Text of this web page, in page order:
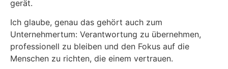
gerät.
Ich glaube, genau das gehört auch zum
Unternehmertum: Verantwortung zu übernehmen,
professionell zu bleiben und den Fokus auf die
Menschen zu richten, die einem vertrauen.